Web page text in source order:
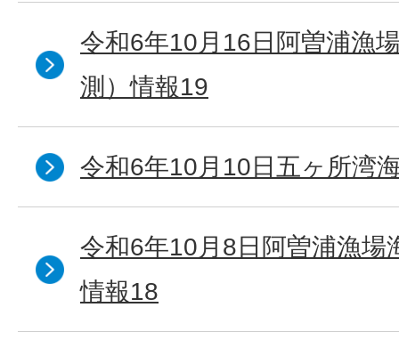
令和6年10月16日阿曽浦漁
測）情報19
令和6年10月10日五ヶ所湾
令和6年10月8日阿曽浦漁場
情報18